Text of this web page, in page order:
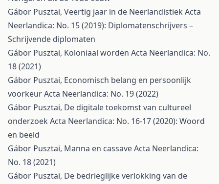
Gábor Pusztai, Veertig jaar in de Neerlandistiek Acta
Neerlandica: No. 15 (2019): Diplomatenschrijvers –
Schrijvende diplomaten
Gábor Pusztai, Koloniaal worden Acta Neerlandica: No.
18 (2021)
Gábor Pusztai, Economisch belang en persoonlijk
voorkeurActa Neerlandica: No. 19 (2022)
Gábor Pusztai, De digitale toekomst van cultureel
onderzoek Acta Neerlandica: No. 16-17 (2020): Woord
en beeld
Gábor Pusztai, Manna en cassaveActa Neerlandica:
No. 18 (2021)
Gábor Pusztai, De bedrieglijke verlokking van de